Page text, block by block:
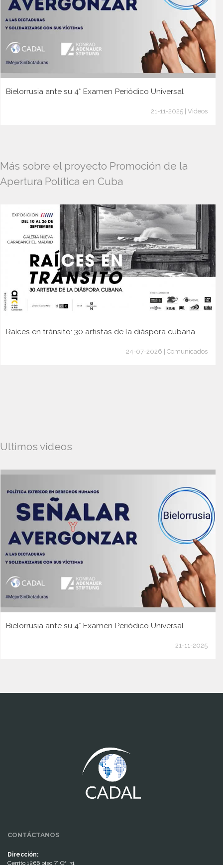
Bielorrusia ante su 4° Examen Periódico Universal
21-11-2025 | Videos
Más sobre el proyecto Promoción de la
Apertura Política en Cuba
Raíces en tránsito: 30 artistas de la diáspora cubana
24-07-2026 | Comunicados
Ultimos videos
Bielorrusia ante su 4° Examen Periódico Universal
21-11-2025
CONTÁCTANOS
Dirección:
Cerrito 1266 piso 7° Of. 31